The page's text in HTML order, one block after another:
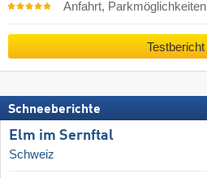
Anfahrt, Parkmöglichkeiten
Testbericht
Schneeberichte
Elm im Sernftal
Schweiz